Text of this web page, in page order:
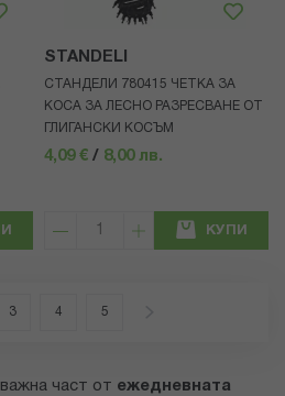
STANDELI
СТАНДЕЛИ 780415 ЧЕТКА ЗА
КОСА ЗА ЛЕСНО РАЗРЕСВАНЕ ОТ
ГЛИГАНСКИ КОСЪМ
4,09 € / 8,00 лв.
КУПИ
страница
Страница
3 Страница
4 Страница
5
част от ежедневната